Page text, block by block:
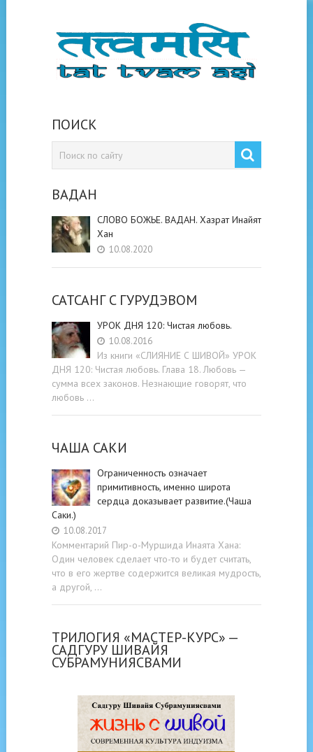
ПОИСК
ВАДАН
СЛОВО БОЖЬЕ. ВАДАН. Хазрат Инайят
Хан
10.08.2020
САТСАНГ C ГУРУДЭВОМ
УРОК ДНЯ 120: Чистая любовь.
10.08.2016
Из книги «СЛИЯНИЕ С ШИВОЙ» УРОК
ДНЯ 120: Чистая любовь. Глава 18. Любовь —
сумма всех законов. Незнающие говорят, что
любовь …
ЧАША САКИ
Ограниченность означает
примитивность, именно широта
сердца доказывает развитие.(Чаша
Саки.)
10.08.2017
Комментарий Пир-о-Муршида Инаята Хана:
Один человек сделает что-то и будет считать,
что в его жертве содержится великая мудрость,
а другой, …
ТРИЛОГИЯ «МАСТЕР-КУРС» —
САДГУРУ ШИВАЙЯ
СУБРАМУНИЯСВАМИ